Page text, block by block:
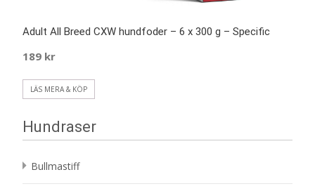
Adult All Breed CXW hundfoder – 6 x 300 g – Specific
189 kr
LÄS MERA & KÖP
Hundraser
Bullmastiff